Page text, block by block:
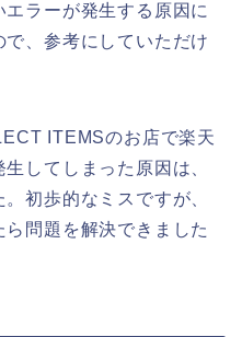
ラーが発生する原因に
、参考にしていただけ
ITEMSのお店で楽天
してしまった原因は、
初歩的なミスですが、
問題を解決できました